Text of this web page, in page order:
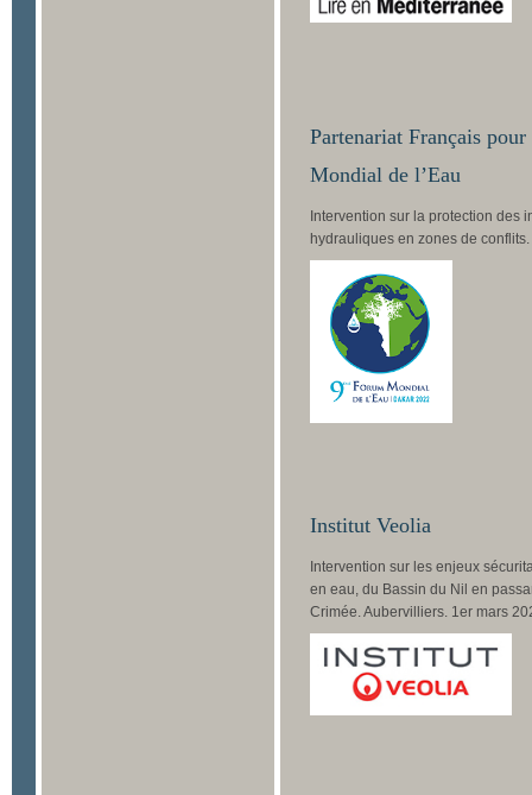
Partenariat Français
Mondial de l’Eau
Intervention sur la protection des
hydrauliques en zones de
Institut Veolia
Intervention sur les enjeux
en eau, du Bassin du Nil en
Crimée. Aubervilliers. 1er mars